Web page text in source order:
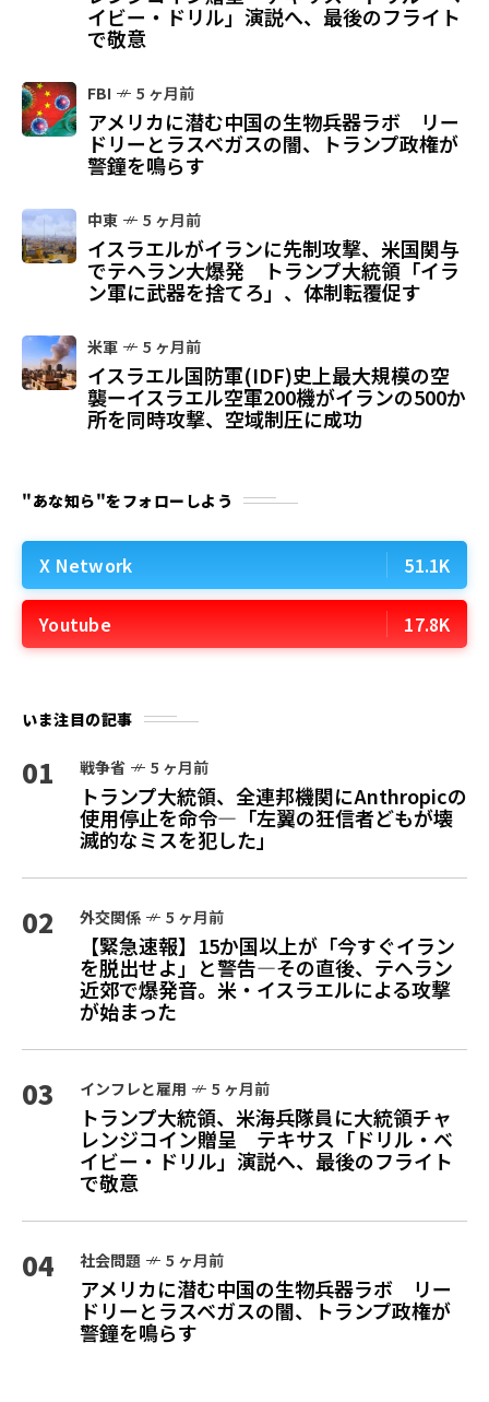
イビー・ドリル」演説へ、最後のフライト
で敬意
FBI 5 ヶ月前
アメリカに潜む中国の生物兵器ラボ リー
ドリーとラスベガスの闇、トランプ政権が
警鐘を鳴らす
中東 5 ヶ月前
イスラエルがイランに先制攻撃、米国関与
でテヘラン大爆発 トランプ大統領「イラ
ン軍に武器を捨てろ」、体制転覆促す
米軍 5 ヶ月前
イスラエル国防軍(IDF)史上最大規模の空
襲ーイスラエル空軍200機がイランの500か
所を同時攻撃、空域制圧に成功
"あな知ら"をフォローしよう
X Network 51.1K
Youtube 17.8K
いま注目の記事
01 戦争省 5 ヶ月前
トランプ大統領、全連邦機関にAnthropicの
使用停止を命令—「左翼の狂信者どもが壊
滅的なミスを犯した」
02 外交関係 5 ヶ月前
【緊急速報】15か国以上が「今すぐイラン
を脱出せよ」と警告—その直後、テヘラン
近郊で爆発音。米・イスラエルによる攻撃
が始まった
03 インフレと雇用 5 ヶ月前
トランプ大統領、米海兵隊員に大統領チャ
レンジコイン贈呈 テキサス「ドリル・ベ
イビー・ドリル」演説へ、最後のフライト
で敬意
04 社会問題 5 ヶ月前
アメリカに潜む中国の生物兵器ラボ リー
ドリーとラスベガスの闇、トランプ政権が
警鐘を鳴らす